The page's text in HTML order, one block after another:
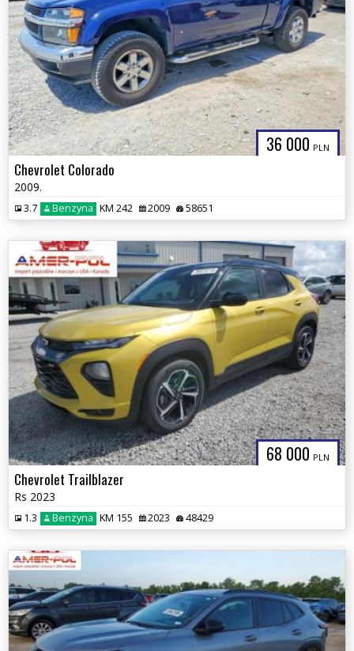
36 000 PLN
Chevrolet Colorado
2009.
3.7 Benzyna KM 242 2009 58651
68 000 PLN
Chevrolet Trailblazer
Rs 2023
1.3 Benzyna KM 155 2023 48429